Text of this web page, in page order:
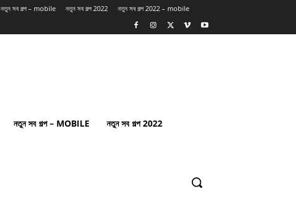
নতুন সব গল্প – mobile নতুন সব গল্প 2022 নতুন সব গল্প 2022 – mobile
নতুন সব গল্প – MOBILE নতুন সব গল্প 2022